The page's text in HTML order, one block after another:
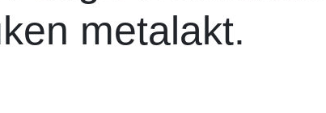
metalakt.